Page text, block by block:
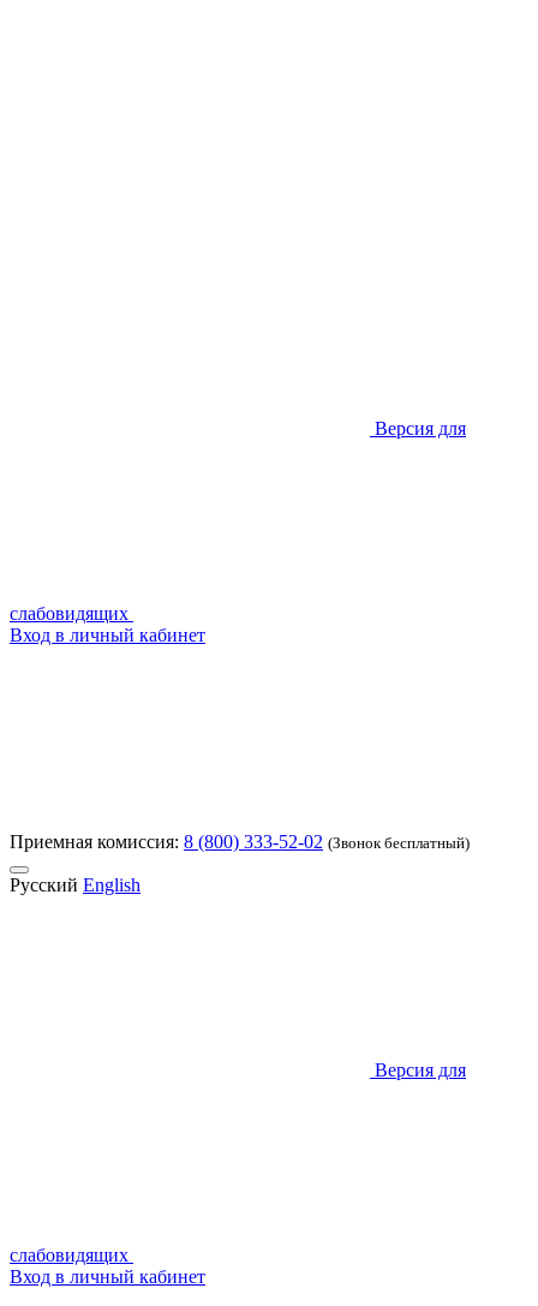
Версия для
слабовидящих
Вход в личный кабинет
Приемная комиссия: 8 (800) 333-52-02 (Звонок бесплатный)
Русский English
Версия для
слабовидящих
Вход в личный кабинет